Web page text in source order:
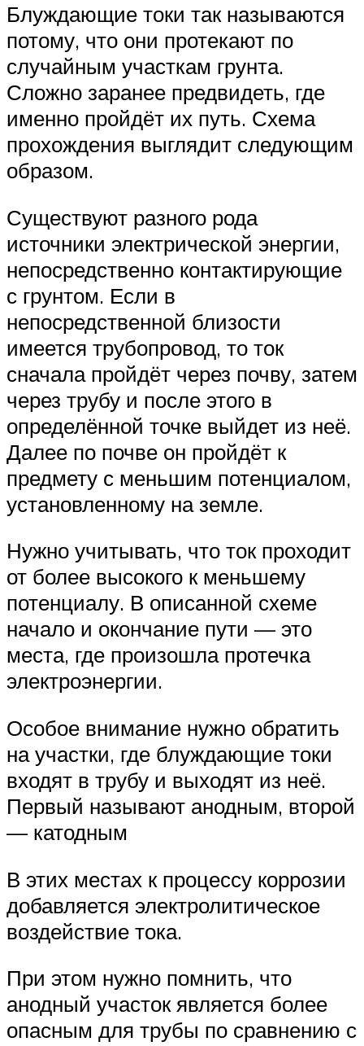
Блуждающие токи так называются
потому, что они протекают по
случайным участкам грунта.
Сложно заранее предвидеть, где
именно пройдёт их путь. Схема
прохождения выглядит следующим
образом.
Существуют разного рода
источники электрической энергии,
непосредственно контактирующие
с грунтом. Если в
непосредственной близости
имеется трубопровод, то ток
сначала пройдёт через почву, затем
через трубу и после этого в
определённой точке выйдет из неё.
Далее по почве он пройдёт к
предмету с меньшим потенциалом,
установленному на земле.
Нужно учитывать, что ток проходит
от более высокого к меньшему
потенциалу. В описанной схеме
начало и окончание пути — это
места, где произошла протечка
электроэнергии.
Особое внимание нужно обратить
на участки, где блуждающие токи
входят в трубу и выходят из неё.
Первый называют анодным, второй
— катодным
В этих местах к процессу коррозии
добавляется электролитическое
воздействие тока.
При этом нужно помнить, что
анодный участок является более
опасным для трубы по сравнению с